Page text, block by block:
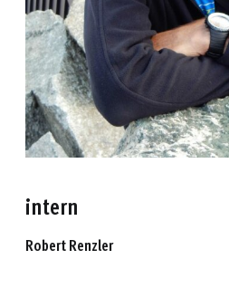
intern
Robert Renzler